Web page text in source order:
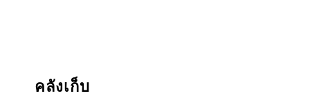
คลังเก็บ